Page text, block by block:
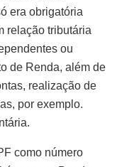
era obrigatória
relação tributária
ou
de Renda, além de
realização de
por exemplo.
como número